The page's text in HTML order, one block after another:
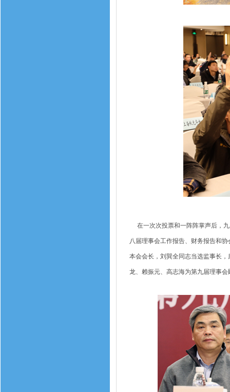
在一次次投票和一阵阵掌声后，九
八届理事会工作报告、财务报告和
本会会长，刘巽全同志当选监事长
龙、赖振元、高志海为第九届理事